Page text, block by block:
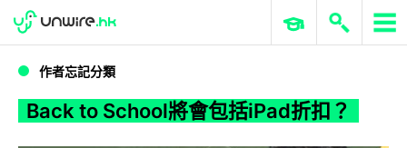
Back to School將會包括iPad折扣？
WWDC 2026 ERP 與商業 AI
作者忘記分類
Back to School將會包括iPad折扣？